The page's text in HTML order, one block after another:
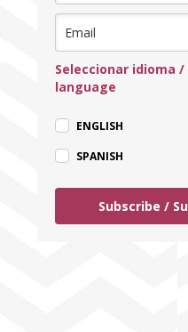
Seleccionar idioma /
language
ENGLISH
SPANISH
Subscribe /